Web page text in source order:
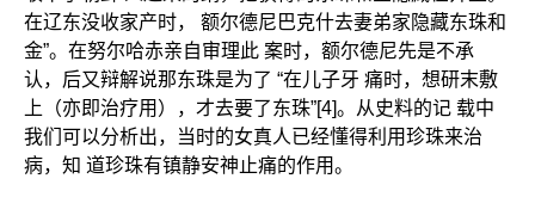
在辽东没收家产时， 额尔德尼巴克什去妻弟家隐藏东珠和
金”。在努尔哈赤亲自审理此 案时，额尔德尼先是不承
认，后又辩解说那东珠是为了 “在儿子牙 痛时，想研末敷
上（亦即治疗用），才去要了东珠”[4]。从史料的记 载中
我们可以分析出，当时的女真人已经懂得利用珍珠来治
病，知 道珍珠有镇静安神止痛的作用。